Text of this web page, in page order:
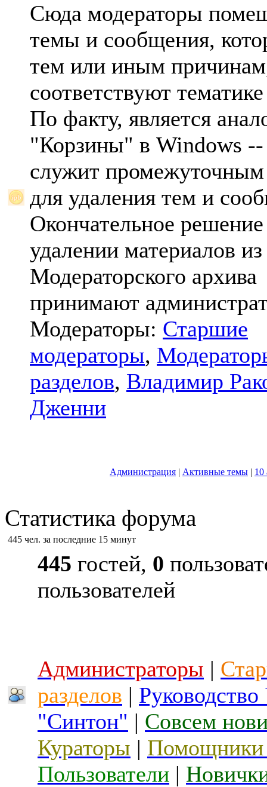
Сюда модераторы
темы и сообщения,
тем или иным
соответствуют
По факту, является
"Корзины" в Windows --
служит промежуточным
для удаления тем и
Окончательное
удалении материалов из
Модераторского архива
принимают
Модераторы: Старшие
модераторы,
разделов, Владимир
Дженни
Администрация | Активные темы | 10
Статистика форума
445 чел. за последние 15 минут
445 гостей, 0
пользователей
Администраторы |
разделов |
"Синтон" | Совсем
Кураторы | Помощники
Пользователи |